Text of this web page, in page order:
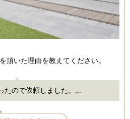
頂いた理由を教えてください。
たので依頼しました。...